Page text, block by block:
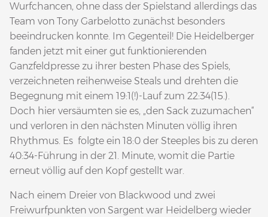
Wurfchancen, ohne dass der Spielstand allerdings das
Team von Tony Garbelotto zunächst besonders
beeindrucken konnte. Im Gegenteil! Die Heidelberger
fanden jetzt mit einer gut funktionierenden
Ganzfeldpresse zu ihrer besten Phase des Spiels,
verzeichneten reihenweise Steals und drehten die
Begegnung mit einem 19:1(!)-Lauf zum 22:34(15.).
Doch hier versäumten sie es, „den Sack zuzumachen“
und verloren in den nächsten Minuten völlig ihren
Rhythmus. Es folgte ein 18:0 der Steeples bis zu deren
40:34-Führung in der 21. Minute, womit die Partie
erneut völlig auf den Kopf gestellt war.
Nach einem Dreier von Blackwood und zwei
Freiwurfpunkten von Sargent war Heidelberg wieder